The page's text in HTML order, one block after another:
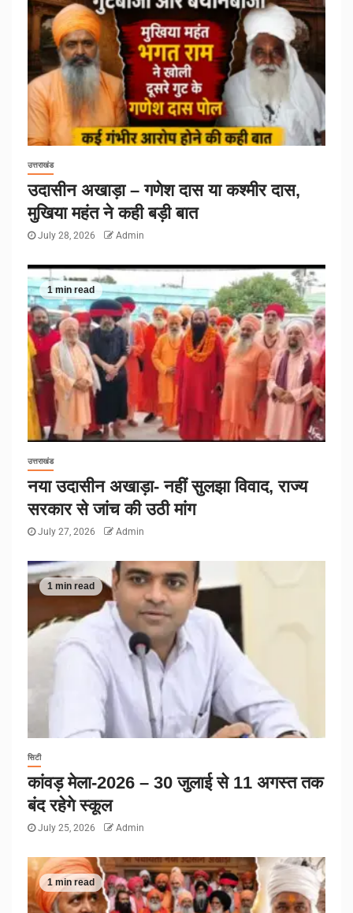
उत्तराखंड
उदासीन अखाड़ा – गणेश दास या कश्मीर दास,
मुखिया महंत ने कही बड़ी बात
July 28, 2026 Admin
1 min read
उत्तराखंड
नया उदासीन अखाड़ा- नहीं सुलझा विवाद, राज्य
सरकार से जांच की उठी मांग
July 27, 2026 Admin
1 min read
सिटी
कांवड़ मेला-2026 – 30 जुलाई से 11 अगस्त तक
बंद रहेगे स्कूल
July 25, 2026 Admin
1 min read